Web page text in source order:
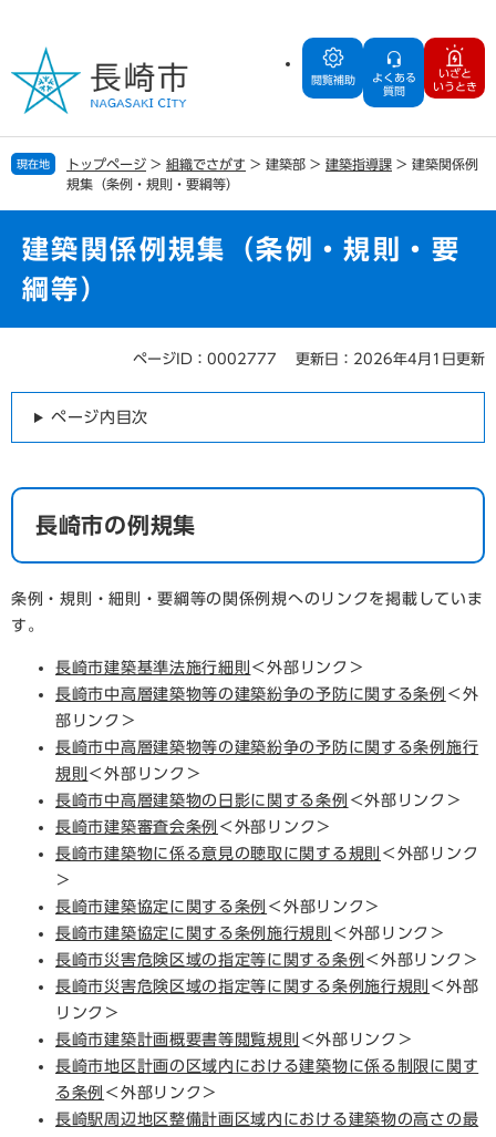
の
で
す
ー
ば
し
閲覧補助
よくある
質問
いざと
いうとき
現在地 トップページ > 組織でさがす > 建築部 > 建築指導課 > 建築関係例
規集（条例・規則・要綱等）
建築関係例規集（条例・規則・要
綱等）
ページID：0002777 更新日：2026年4月1日更新
ページ内目次
長崎市の例規集
条例・規則・細則・要綱等の関係例規へのリンクを掲載していま
す。
長崎市建築基準法施行細則 ＜外部リンク＞
長崎市中高層建築物等の建築紛争の予防に関する条例 ＜外
部リンク＞
長崎市中高層建築物等の建築紛争の予防に関する条例施行
規則 ＜外部リンク＞
長崎市中高層建築物の日影に関する条例 ＜外部リンク＞
長崎市建築審査会条例 ＜外部リンク＞
長崎市建築物に係る意見の聴取に関する規則 ＜外部リンク
＞
長崎市建築協定に関する条例 ＜外部リンク＞
長崎市建築協定に関する条例施行規則 ＜外部リンク＞
長崎市災害危険区域の指定等に関する条例 ＜外部リンク＞
長崎市災害危険区域の指定等に関する条例施行規則 ＜外部
リンク＞
長崎市建築計画概要書等閲覧規則 ＜外部リンク＞
長崎市地区計画の区域内における建築物に係る制限に関す
る条例 ＜外部リンク＞
長崎駅周辺地区整備計画区域内における建築物の高さの最